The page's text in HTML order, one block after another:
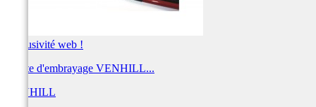
Exclusivité web !
Durite d'embrayage VENHILL...
VENHILL